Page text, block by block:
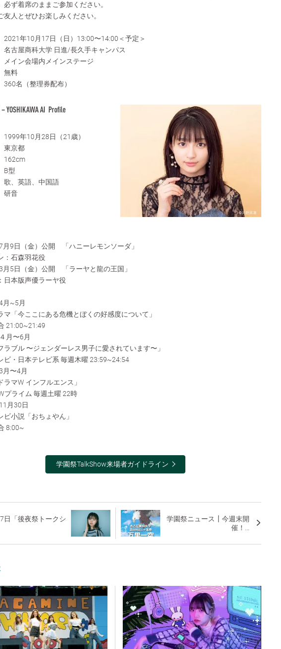
必ず着席のままご参加ください。
友人とぜひお楽しみください。
年10月17日（日）13:00〜14:00＜予定＞
屋商科大学 日進/長久手キャンパス
場内メインステージ
料
名（整理券配布）
AI Profile
年10月28日（21歳）
京都
型
英語、中国語
音
月9日（金）公開 「ハニーレモンソーダ」
：石森羽花役
月5日（金）公開 「ラーヤと龍の王国」
本版声優ラーヤ役
月~5月
「今ここにある危機とぼくの好感度について」
21:00~21:49
月〜6月
ブル 〜ジェンダーレス男子に愛されています〜」
・日本テレビ系 毎週木曜 23:59~24:54
月〜4月
マW インフルエンス」
プライム 毎週土曜 22時
月30日
小説「おちょやん」
8:00~
学園祭TalkShow来場者ガイドライン
日「後夜祭トークシ
学園祭ニュース┃今週末開
催！...